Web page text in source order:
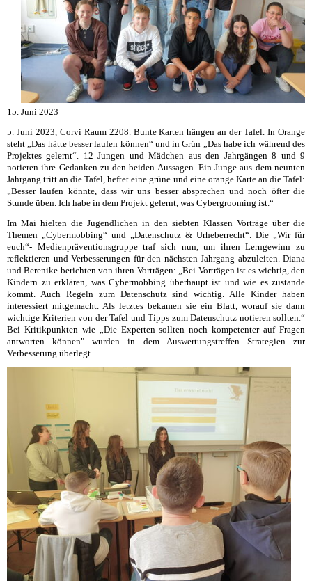
15. Juni 2023
5. Juni 2023, Corvi Raum 2208. Bunte Karten hängen an der Tafel. In Orange
steht „Das hätte besser laufen können“ und in Grün „Das habe ich während des
Projektes gelernt“. 12 Jungen und Mädchen aus den Jahrgängen 8 und 9
notieren ihre Gedanken zu den beiden Aussagen. Ein Junge aus dem neunten
Jahrgang tritt an die Tafel, heftet eine grüne und eine orange Karte an die Tafel:
„Besser laufen könnte, dass wir uns besser absprechen und noch öfter die
Stunde üben. Ich habe in dem Projekt gelernt, was Cybergrooming ist.“
Im Mai hielten die Jugendlichen in den siebten Klassen Vorträge über die
Themen „Cybermobbing“ und „Datenschutz & Urheberrecht“. Die „Wir für
euch“- Medienpräventionsgruppe traf sich nun, um ihren Lerngewinn zu
reflektieren und Verbesserungen für den nächsten Jahrgang abzuleiten. Diana
und Berenike berichten von ihren Vorträgen: „Bei Vorträgen ist es wichtig, den
Kindern zu erklären, was Cybermobbing überhaupt ist und wie es zustande
kommt. Auch Regeln zum Datenschutz sind wichtig. Alle Kinder haben
interessiert mitgemacht. Als letztes bekamen sie ein Blatt, worauf sie dann
wichtige Kriterien von der Tafel und Tipps zum Datenschutz notieren sollten.“
Bei Kritikpunkten wie „Die Experten sollten noch kompetenter auf Fragen
antworten können" wurden in dem Auswertungstreffen Strategien zur
Verbesserung überlegt.